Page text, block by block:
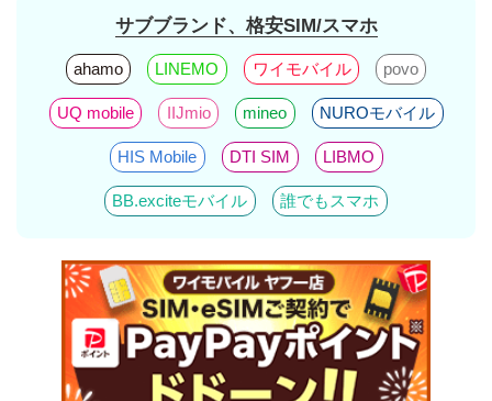
サブブランド、格安SIM/スマホ
ahamo LINEMO ワイモバイル povo
UQ mobile IIJmio mineo NUROモバイル
HIS Mobile DTI SIM LIBMO
BB.exciteモバイル 誰でもスマホ